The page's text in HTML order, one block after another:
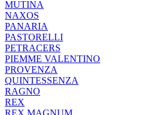
MUTINA
NAXOS
PANARIA
PASTORELLI
PETRACERS
PIEMME VALENTINO
PROVENZA
QUINTESSENZA
RAGNO
REX
REX MAGNUM